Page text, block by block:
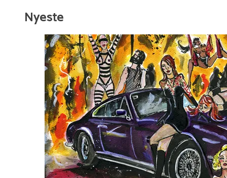
Nyeste